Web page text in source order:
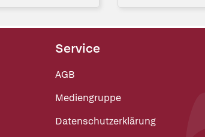
Service
AGB
Mediengruppe
Datenschutzerklärung